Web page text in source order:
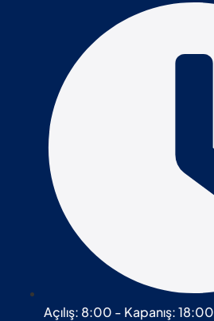
Açılış: 8:00 - Kapanış: 18:00